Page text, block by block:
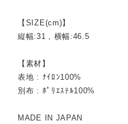
【SIZE(cm)】
縦幅:31 , 横幅:46.5
【素材】
表地 : ﾅｲﾛﾝ100%
別布 : ﾎﾟﾘｴｽﾃﾙ100%
MADE IN JAPAN